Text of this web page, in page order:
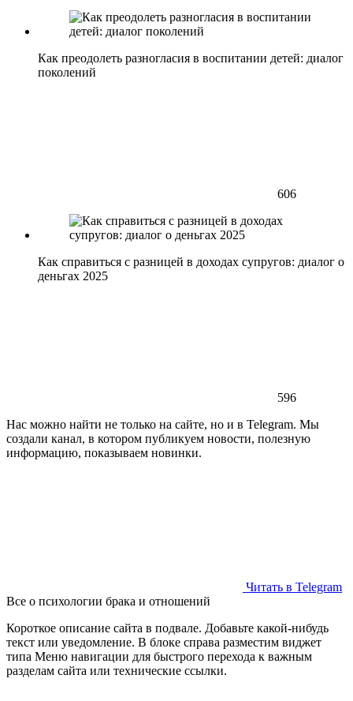
Как преодолеть разногласия в воспитании детей: диалог
поколений
606
Как справиться с разницей в доходах супругов: диалог о
деньгах 2025
596
Нас можно найти не только на сайте, но и в Telegram. Мы
создали канал, в котором публикуем новости, полезную
информацию, показываем новинки.
Читать в Telegram
Все о психологии брака и отношений
Короткое описание сайта в подвале. Добавьте какой-нибудь
текст или уведомление. В блоке справа разместим виджет
типа Меню навигации для быстрого перехода к важным
разделам сайта или технические ссылки.